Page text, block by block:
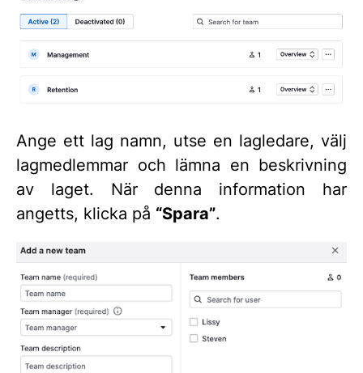
Ange ett lag namn, utse en lagledare, välj
lagmedlemmar och lämna en beskrivning
av laget. När denna information har
angetts, klicka på “Spara”.